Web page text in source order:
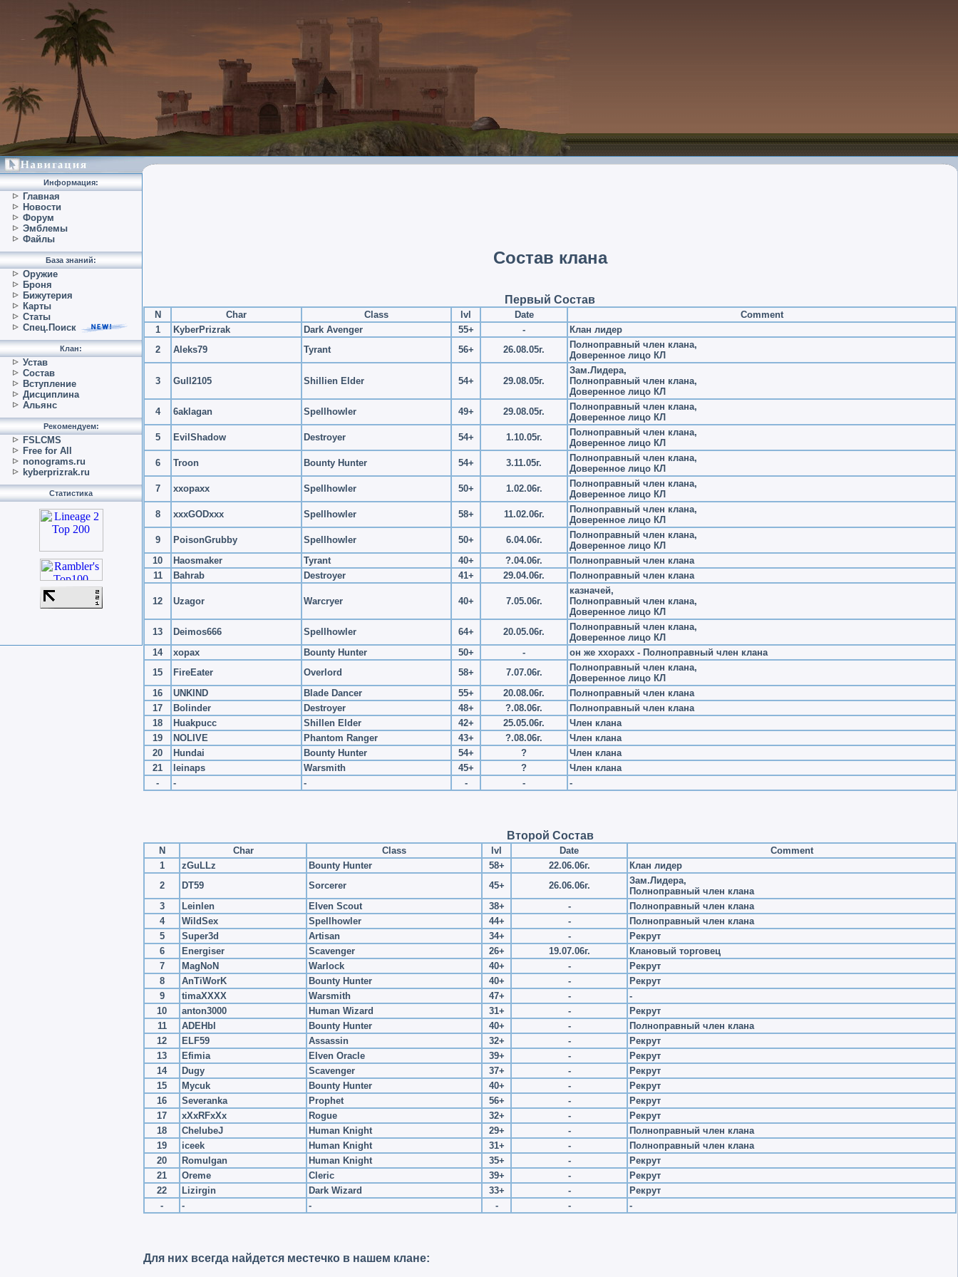
Информация:
Главная
Новости
Форум
Эмблемы
Файлы
База знаний:
Оружие
Броня
Бижутерия
Карты
Статы
Спец.Поиск
Клан:
Устав
Состав
Вступление
Дисциплина
Альянс
Рекомендуем:
FSLCMS
Free for All
nonograms.ru
kyberprizrak.ru
Статистика
Состав клана
Первый Состав
N Char Class lvl Date
Comment
1
KyberPrizrak Dark Avenger 55+ -
Клан лидер
2
Aleks79 Tyrant 56+ 26.08.05г.
Полноправный член клана,
Доверенное лицо КЛ
3 Gull2105 Shillien Elder 54+ 29.08.05г.
Зам.Лидера,
Полноправный член клана,
Доверенное лицо КЛ
4
6aklagan Spellhowler 49+ 29.08.05г.
Полноправный член клана,
Доверенное лицо КЛ
5
EvilShadow Destroyer 54+ 1.10.05г.
Полноправный член клана,
Доверенное лицо КЛ
6
Troon Bounty Hunter 54+ 3.11.05г.
Полноправный член клана,
Доверенное лицо КЛ
7
xxopaxx Spellhowler 50+ 1.02.06г.
Полноправный член клана,
Доверенное лицо КЛ
8
xxxGODxxx Spellhowler 58+ 11.02.06г.
Полноправный член клана,
Доверенное лицо КЛ
9
PoisonGrubby Spellhowler 50+ 6.04.06г.
Полноправный член клана,
Доверенное лицо КЛ
10
Haosmaker Tyrant 40+ ?.04.06г.
Полноправный член клана
11
Bahrab Destroyer 41+ 29.04.06г. Полноправный член клана
12 Uzagor Warcryer 40+ 7.05.06г.
казначей,
Полноправный член клана,
Доверенное лицо КЛ
13
Deimos666 Spellhowler 64+ 20.05.06г.
Полноправный член клана,
Доверенное лицо КЛ
14
xopax Bounty Hunter 50+ -
он же xxopaxx - Полноправный член клана
15
FireEater Overlord 58+ 7.07.06г.
Полноправный член клана,
Доверенное лицо КЛ
16
UNKlND Blade Dancer 55+ 20.08.06г.
Полноправный член клана
17
Bolinder Destroyer 48+ ?.08.06г.
Полноправный член клана
18
Huakpucc Shillen Elder 42+ 25.05.06г.
Член клана
19
NOLIVE Phantom Ranger 43+ ?.08.06г.
Член клана
20
Hundai Bounty Hunter 54+ ?
Член клана
21
leinaps Warsmith 45+ ?
Член клана
-
- - - - -
Второй Состав
N Char Class lvl Date
Comment
1
zGuLLz Bounty Hunter 58+ 22.06.06г.
Клан лидер
2
DT59 Sorcerer 45+ 26.06.06г.
Зам.Лидера,
Полноправный член клана
3
Leinlen Elven Scout 38+ -
Полноправный член клана
4
WildSex Spellhowler 44+ -
Полноправный член клана
5
Super3d Artisan 34+ -
Рекрут
6
Energiser Scavenger 26+ 19.07.06г.
Клановый торговец
7
MagNoN Warlock 40+ -
Рекрут
8
AnTiWorK Bounty Hunter 40+ -
Рекрут
9
timaXXXX Warsmith 47+ -
-
10
anton3000 Human Wizard 31+ -
Рекрут
11
ADEHbl Bounty Hunter 40+ -
Полноправный член клана
12
ELF59 Assassin 32+ -
Рекрут
13
Efimia Elven Oracle 39+ -
Рекрут
14
Dugy Scavenger 37+ -
Рекрут
15
Mycuk Bounty Hunter 40+ -
Рекрут
16
Severanka Prophet 56+ -
Рекрут
17
xXxRFxXx Rogue 32+ -
Рекрут
18
ChelubeJ Human Knight 29+ -
Полноправный член клана
19
iceek Human Knight 31+ -
Полноправный член клана
20
Romulgan Human Knight 35+ -
Рекрут
21
Oreme Cleric 39+ -
Рекрут
22
Lizirgin Dark Wizard 33+ -
Рекрут
-
- - - - -
Для них всегда найдется местечко в нашем клане: